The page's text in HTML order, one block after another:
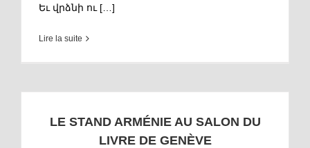
Եւ վրձնի ու […]
Lire la suite
LE STAND ARMÉNIE AU SALON DU
LIVRE DE GENÈVE